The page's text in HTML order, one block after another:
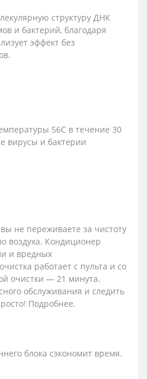
структуру ДНК
и бактерий, благодаря
эффект без
56С в течение 30
вирусы и бактерии
не переживаете за чистоту
воздуха. Кондиционер
и вредных
работает с пульта и со
очистки — 21 минута.
обслуживания и следить
Подробнее.
блока сэкономит время.